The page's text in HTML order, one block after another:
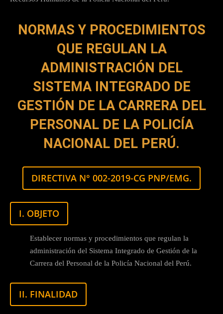
NORMAS Y PROCEDIMIENTOS
QUE REGULAN LA
ADMINISTRACIÓN DEL
SISTEMA INTEGRADO DE
GESTIÓN DE LA CARRERA DEL
PERSONAL DE LA POLICÍA
NACIONAL DEL PERÚ.
DIRECTIVA N° 002-2019-CG PNP/EMG.
I. OBJETO
Establecer normas y procedimientos que regulan la
administración del Sistema Integrado de Gestión de la
Carrera del Personal de la Policía Nacional del Perú.
II. FINALIDAD